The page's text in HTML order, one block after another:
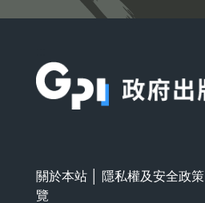
關於本站 隱私權及安全政策
覽